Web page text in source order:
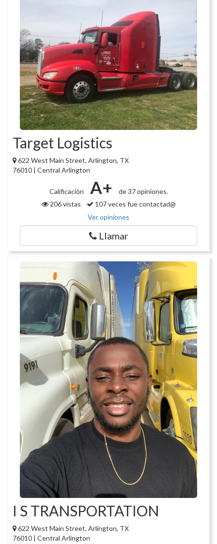
Target Logistics
622 West Main Street, Arlington, TX
76010 | Central Arlington
Calificación A+
de 37 opiniones.
206 vistas
107 veces fue contactad@
Ver opiniones
Llamar
I S TRANSPORTATION
622 West Main Street, Arlington, TX
76010 | Central Arlington